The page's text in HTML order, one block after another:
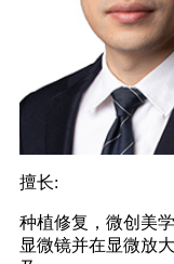
擅长:
种植修复，微创美
显微镜并在显微放